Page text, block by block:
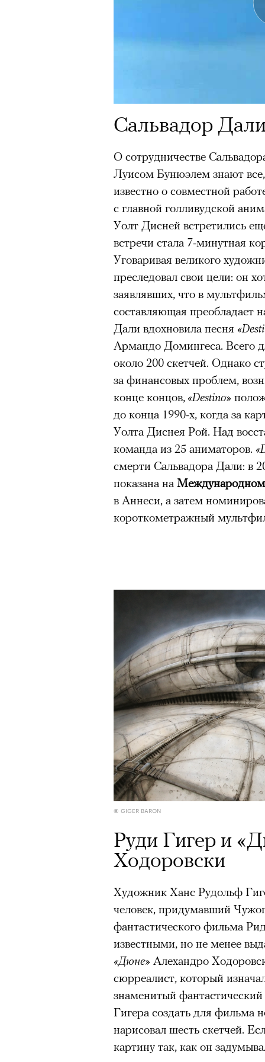
Сальвадор
О сотрудничестве
Луисом Бунюэлем знают
известно о совместной
с главной голливудской
Уолт Дисней встретились
встречи стала 7-минутная
Уговаривая великого
преследовал свои цели: он
заявлявших, что в
составляющая преобладает
Дали вдохновила песня
Армандо Домингеса. Всего
около 200 скетчей. Однако
за финансовых проблем,
конце концов, «​Destino»
до конца 1990-х, когда за
Уолта Диснея Рой. Над
команда из 25 аниматоров.
смерти Сальвадора Дали: в
показана на Международном
в Аннеси, а затем
короткометражный
00:00 / 00:00
© GIGER BARON
Руди Гигер и
Ходоровски
Художник Ханс Рудольф
человек, придумавший
фантастического фильма
известными, но не менее
«Дюне» Алехандро
сюрреалист, который
знаменитый
Гигера создать для фильма
нарисовал шесть скетчей.
картину так, как он
Горы привлекают людей
из самых ярких опытов в
рутины,
Совместное
Наука не подтверждает
признает, что
к
устойчивостью к стрессу
Большинство
ради ощущения ясности
Успешных альпинистов
устойчивость,
готовность переносить
Опыт восхождений
делая человека более
30 июля 2026 года в
известный непальский
из десяти человек, которую
склоне Броуд-Пик. 2 августа
погибших. Бывший
историческому рекорду —
мира. Катманду, 2019 год
© NAVESH CHITRAKAR / REUTERS
опасность высотного
горах Австриипогибли 309
максимумом для региона. В
несчастных случаев в горах
Shimbun классифицирует их
вести»). На Эвересте в 2024
альпинистов, а в 2025-м —
сообщества стал октябрь
Дхаулагири в Непале
опытных альпинистов. Год